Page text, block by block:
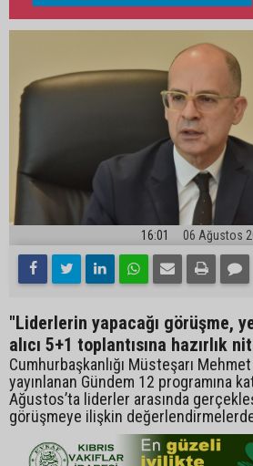
16:01 06 Ağustos
"Liderlerin yapacağı görüşme,
alıcı 5+1 toplantısına hazırlık
Cumhurbaşkanlığı Müsteşarı Mehmet
yayınlanan Gündem 12 programına
Ağustos’ta liderler arasında
görüşmeye ilişkin